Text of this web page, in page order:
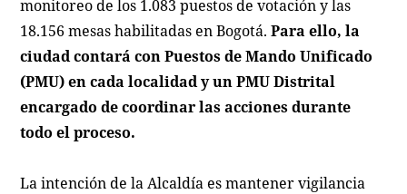
monitoreo de los 1.083 puestos de votación y las
18.156 mesas habilitadas en Bogotá.Para ello, la
ciudad contará con Puestos de Mando Unificado
(PMU) en cada localidad y un PMU Distrital
encargado de coordinar las acciones durante
todo el proceso.
La intención de la Alcaldía es mantener vigilancia